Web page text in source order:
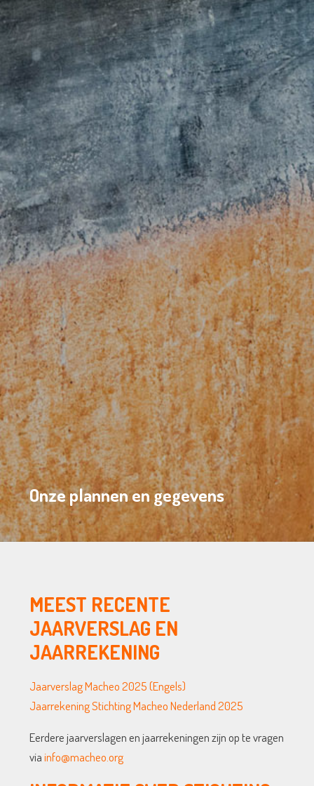
Onze plannen en gegevens
MEEST RECENTE
JAARVERSLAG EN
JAARREKENING
Jaarverslag Macheo 2025 (Engels)
Jaarrekening Stichting Macheo Nederland 2025
Eerdere jaarverslagen en jaarrekeningen zijn op te vragen
viainfo@macheo.org